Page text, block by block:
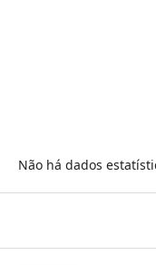
Não há dados